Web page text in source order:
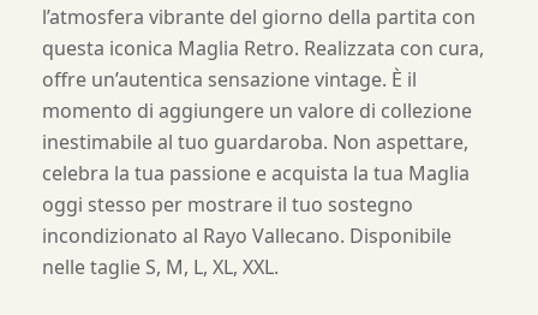
l’atmosfera vibrante del giorno della partita con
questa iconica Maglia Retro. Realizzata con cura,
offre un’autentica sensazione vintage. È il
momento di aggiungere un valore di collezione
inestimabile al tuo guardaroba. Non aspettare,
celebra la tua passione e acquista la tua Maglia
oggi stesso per mostrare il tuo sostegno
incondizionato al Rayo Vallecano. Disponibile
nelle taglie S, M, L, XL, XXL.